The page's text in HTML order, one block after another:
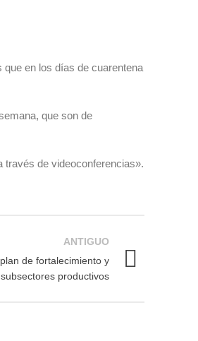
en los días de cuarentena
que son de
través de videoconferencias».
ANTIGUO
de fortalecimiento y
productivos